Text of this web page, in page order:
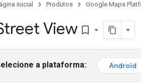
inicial Produtos Google Maps
View bookmark_border
a plataforma: Android